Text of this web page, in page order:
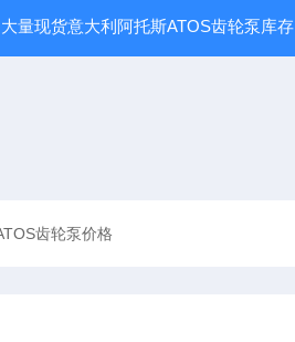
大量现货意大利阿托斯ATOS齿轮泵库存充足